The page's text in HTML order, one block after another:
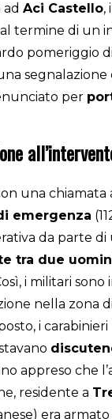
Aci Castello,
al termine di un
pomeriggio
segnalazione
per
una chiamata
emergenza
da parte
tra due
i militari
nella zona di
i
appreso che
residente a
era armato